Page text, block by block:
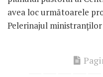
avea loc următoarele
Pelerinajul ministranților